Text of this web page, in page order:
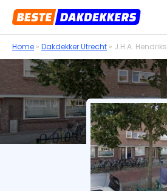
Voor dakdekkersbedrijven
Home » Dakdekker Utrecht » J.H.A. Hendriks